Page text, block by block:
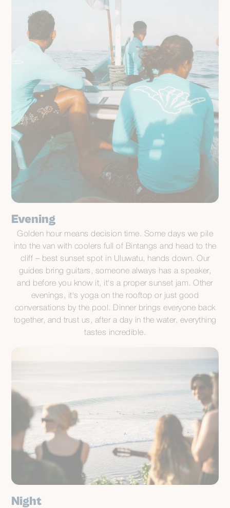
Evening
Golden hour means decision time. Some days we pile
into the van with coolers full of Bintangs and head to the
cliff – best sunset spot in Uluwatu, hands down. Our
guides bring guitars, someone always has a speaker,
and before you know it, it's a proper sunset jam. Other
evenings, it's yoga on the rooftop or just good
conversations by the pool. Dinner brings everyone back
together, and trust us, after a day in the water, everything
tastes incredible.
Night